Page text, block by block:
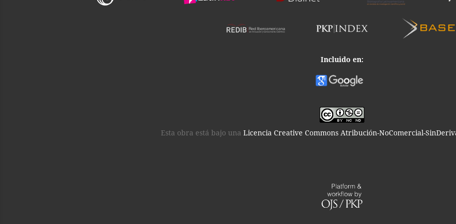
Incluido en:
Esta obra está bajo una Licencia Creative Commons Atribución-NoComercial-